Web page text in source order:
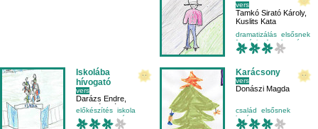
vers
Tamkó Sirató Károly,
Kuslits Kata
dramatizálás elsősnek
fantázia
fogalmazás
Iskolába
hívogató
vers
Darázs Endre
Jancsó Virág
előkészítés iskola
mese-vers
nyár
Karácsony
vers
Donászi Magda
család
elsősnek
karácsony
környezetismeret